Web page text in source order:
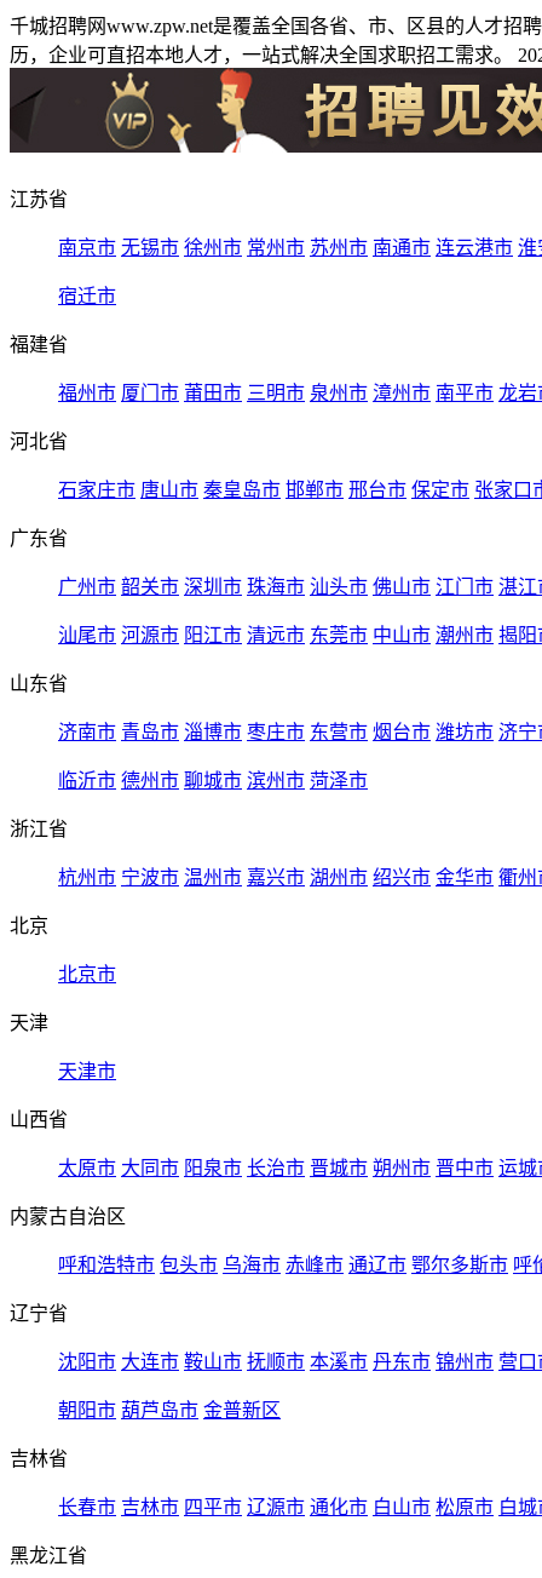
千城招聘网www.zpw.net是覆盖全国各省、市、区县的人才
历，企业可直招本地人才，一站式解决全国求职招工需求。
江苏省
南京市 无锡市 徐州市 常州市 苏州市 南通市 连云港市 淮
宿迁市
福建省
福州市 厦门市 莆田市 三明市 泉州市 漳州市 南平市 龙岩
河北省
石家庄市 唐山市 秦皇岛市 邯郸市 邢台市 保定市 张家口
广东省
广州市 韶关市 深圳市 珠海市 汕头市 佛山市 江门市 湛江
汕尾市 河源市 阳江市 清远市 东莞市 中山市 潮州市 揭阳
山东省
济南市 青岛市 淄博市 枣庄市 东营市 烟台市 潍坊市 济宁
临沂市 德州市 聊城市 滨州市 菏泽市
浙江省
杭州市 宁波市 温州市 嘉兴市 湖州市 绍兴市 金华市 衢州
北京
北京市
天津
天津市
山西省
太原市 大同市 阳泉市 长治市 晋城市 朔州市 晋中市 运城
内蒙古自治区
呼和浩特市 包头市 乌海市 赤峰市 通辽市 鄂尔多斯市 呼
辽宁省
沈阳市 大连市 鞍山市 抚顺市 本溪市 丹东市 锦州市 营口
朝阳市 葫芦岛市 金普新区
吉林省
长春市 吉林市 四平市 辽源市 通化市 白山市 松原市 白城
黑龙江省